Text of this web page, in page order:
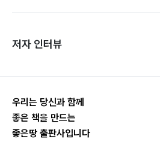
저자 인터뷰
우리는 당신과 함께
좋은 책을 만드는
좋은땅 출판사입니다